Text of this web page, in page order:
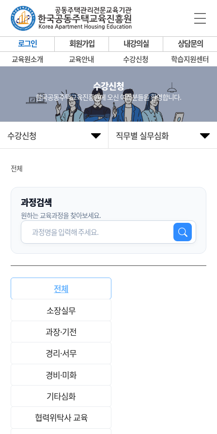
로그인 회원가입 내강의실 상담문의
교육원소개 교육안내 수강신청 학습지원센터
수강신청
한국공동주택교육진흥원에 오신 여러분들을 환영합니다.
수강신청 직무별 실무심화
전체
과정검색
원하는 교육과정을 찾아보세요.
전체
소장실무
과장·기전
경리·서무
경비·미화
기타심화
협력위탁사 교육